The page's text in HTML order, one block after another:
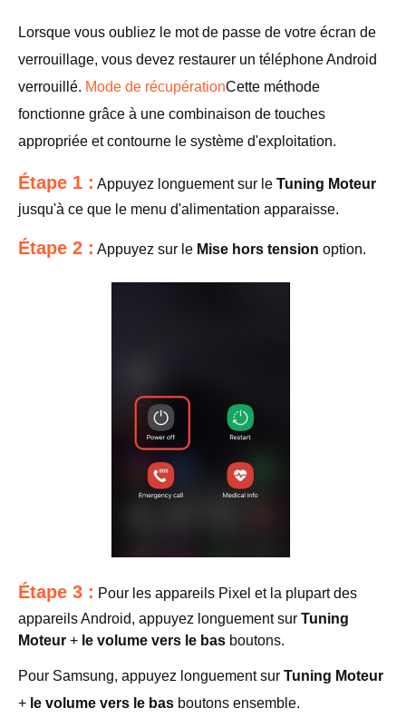
Lorsque vous oubliez le mot de passe de votre écran de
verrouillage, vous devez restaurer un téléphone Android
verrouillé. Mode de récupérationCette méthode
fonctionne grâce à une combinaison de touches
appropriée et contourne le système d'exploitation.
Étape 1 : Appuyez longuement sur le Tuning Moteur
jusqu'à ce que le menu d'alimentation apparaisse.
Étape 2 : Appuyez sur le Mise hors tension option.
Étape 3 : Pour les appareils Pixel et la plupart des
appareils Android, appuyez longuement sur Tuning
Moteur + le volume vers le bas boutons.
Pour Samsung, appuyez longuement sur Tuning Moteur
+ le volume vers le bas boutons ensemble.